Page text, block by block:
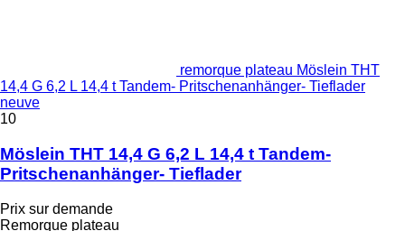
remorque plateau Möslein THT
14,4 G 6,2 L 14,4 t Tandem- Pritschenanhänger- Tieflader
neuve
10
Möslein THT 14,4 G 6,2 L 14,4 t Tandem-
Pritschenanhänger- Tieflader
Prix sur demande
Remorque plateau